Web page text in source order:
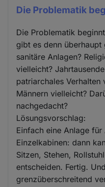
Die Problematik
Die Problematik
gibt es denn
sanitäre Anlagen?
vielleicht?
patriarchales
Männern vielleicht?
nachgedacht?
Lösungsvorschlag:
Einfach eine Anlage
Einzelkabinen: dann
Sitzen, Stehen,
entscheiden. Fertig.
grenzüberschreitend